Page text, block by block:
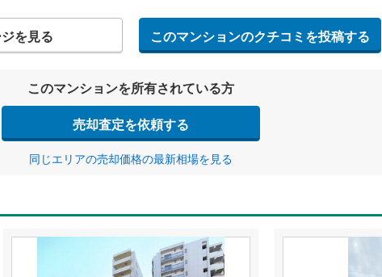
を見る このマンションのクチコミを投稿する
このマンションを所有されている方
売却査定を依頼する
同じエリアの売却価格の最新相場を見る